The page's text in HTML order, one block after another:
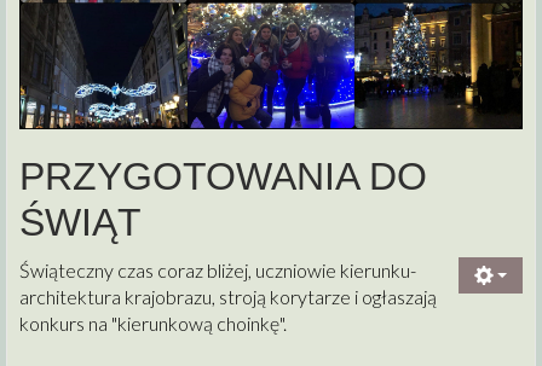
PRZYGOTOWANIA DO
ŚWIĄT
Świąteczny czas coraz bliżej, uczniowie kierunku-
architektura krajobrazu, stroją korytarze i ogłaszają
konkurs na "kierunkową choinkę".